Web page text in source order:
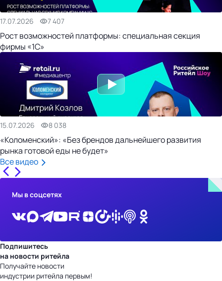
17.07.2026 7 407
Рост возможностей платформы: специальная секция
фирмы «1С»
15.07.2026 8 038
«Коломенский»: «Без брендов дальнейшего развития
рынка готовой еды не будет»
Все видео
Мы в соцсетях
Подпишитесь
на новости ритейла
Получайте новости
индустрии ритейла первым!